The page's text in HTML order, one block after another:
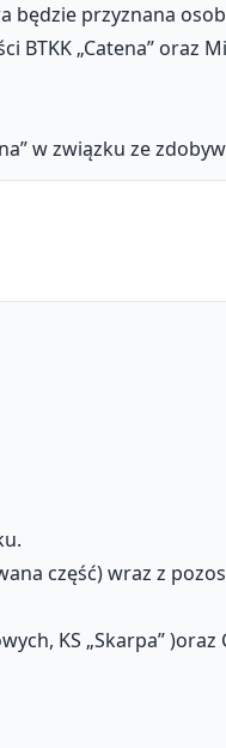
przyznana
BTKK „Catena” oraz
w związku ze
część) wraz z
KS „Skarpa” )oraz